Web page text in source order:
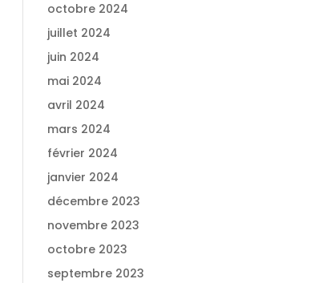
octobre 2024
juillet 2024
juin 2024
mai 2024
avril 2024
mars 2024
février 2024
janvier 2024
décembre 2023
novembre 2023
octobre 2023
septembre 2023